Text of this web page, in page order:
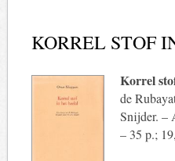
KORREL STOF
Korrel
de
Snijder. –
– 35 p.;